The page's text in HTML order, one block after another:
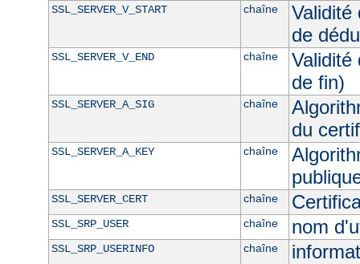
SSL_SERVER_V_START chaîne
Validité
de
SSL_SERVER_V_END chaîne
Validité
de fin)
SSL_SERVER_A_SIG chaîne
du
SSL_SERVER_A_KEY chaîne
SSL_SERVER_CERT chaîne
SSL_SRP_USER chaîne nom
SSL_SRP_USERINFO chaîne